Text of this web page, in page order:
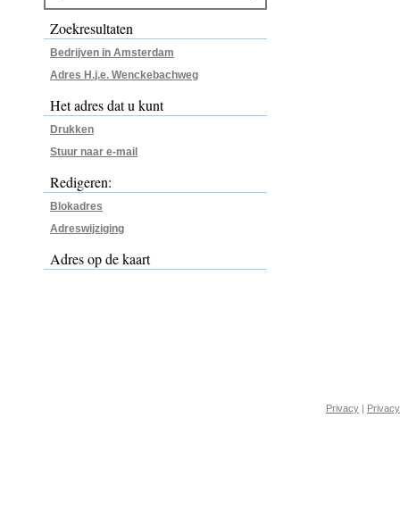
Zoekresultaten
Bedrijven in Amsterdam
Adres H.j.e. Wenckebachweg
Het adres dat u kunt
Drukken
Stuur naar e-mail
Redigeren:
Blokadres
Adreswijziging
Adres op de kaart
Privacy |